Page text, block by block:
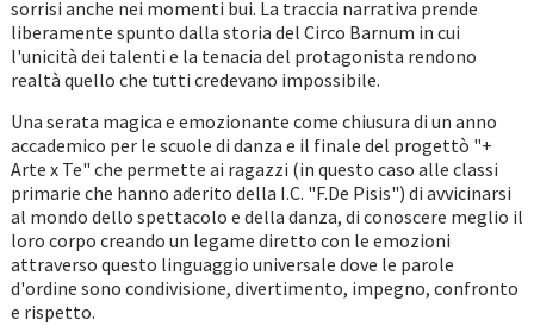
sorrisi anche nei momenti bui. La traccia narrativa prende
liberamente spunto dalla storia del Circo Barnum in cui
l'unicità dei talenti e la tenacia del protagonista rendono
realtà quello che tutti credevano impossibile.
Una serata magica e emozionante come chiusura di un anno
accademico per le scuole di danza e il finale del progettò "+
Arte x Te" che permette ai ragazzi (in questo caso alle classi
primarie che hanno aderito della I.C. "F.De Pisis") di avvicinarsi
al mondo dello spettacolo e della danza, di conoscere meglio il
loro corpo creando un legame diretto con le emozioni
attraverso questo linguaggio universale dove le parole
d'ordine sono condivisione, divertimento, impegno, confronto
e rispetto.